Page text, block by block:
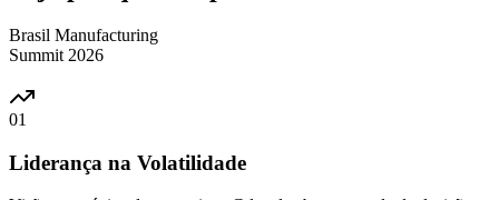
Brasil Manufacturing
Summit 2026
01
Liderança na Volatilidade